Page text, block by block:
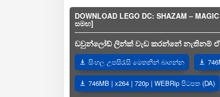
DOWNLOAD LEGO DC: SHAZAM –
සමඟ]
ඩවුන්ලෝඩ් ලින්ක් වැඩ කරන්නේ නැතිනම්
සිංහල උපසිරැසි මෙතනින් බාගන්න
746MB | x264 | 720p | WEBRip පිටපත (DA)